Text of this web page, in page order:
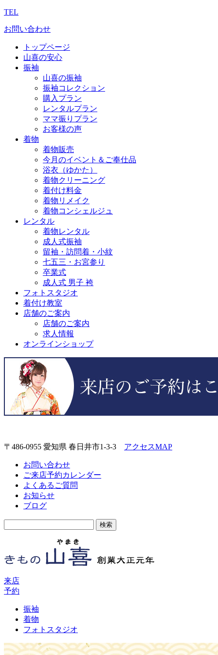
TEL
お問い合わせ
トップページ
山喜の安心
振袖
山喜の振袖
振袖コレクション
購入プラン
レンタルプラン
ママ振りプラン
お客様の声
着物
着物販売
今月のイベント＆ご奉仕品
浴衣（ゆかた）
着物クリーニング
着付け料金
着物リメイク
着物コンシェルジュ
レンタル
着物レンタル
成人式振袖
留袖・訪問着・小紋
七五三・お宮参り
卒業式
成人式 男子 袴
フォトスタジオ
着付け教室
店舗のご案内
店舗のご案内
求人情報
オンラインショップ
〒486-0955 愛知県 春日井市1-3-3 アクセスMAP
お問い合わせ
ご来店予約カレンダー
よくあるご質問
お知らせ
ブログ
来店
予約
振袖
着物
フォトスタジオ